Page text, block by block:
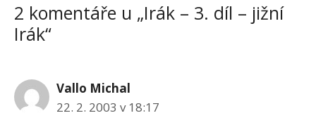
2 komentáře u „Irák – 3. díl – jižní
Irák“
Vallo Michal
22. 2. 2003 v 18:17